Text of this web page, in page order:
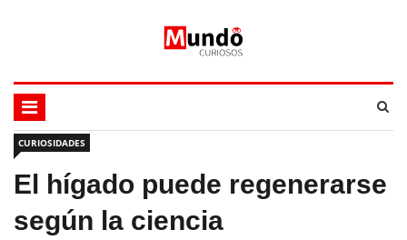
CURIOSIDADES
El hígado puede regenerarse
según la ciencia